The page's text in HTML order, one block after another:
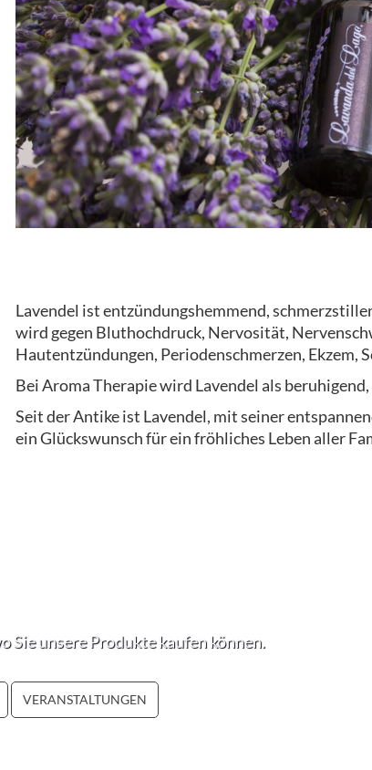
Lavendel ist entzündungshemmend,
wird gegen Bluthochdruck, Nervosität,
Hautentzündungen, Periodenschmerzen, Ekzem,
Bei Aroma Therapie wird Lavendel als
Seit der Antike ist Lavendel, mit seiner
ein Glückswunsch für ein fröhliches Leben aller
Sie unsere Produkte kaufen können.
VERANSTALTUNGEN